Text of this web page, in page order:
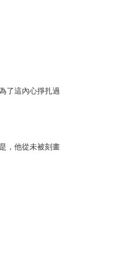
了這內心掙扎過
，他從未被刻畫